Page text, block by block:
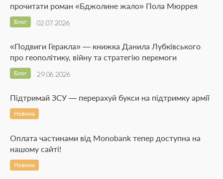
прочитати роман «Бджолине жало» Пола Мюррея
02.07.2026
Блог
«Подвиги Геракла» — книжка Данила Лубківського
про геополітику, війну та стратегію перемоги
29.06.2026
Блог
Підтримай ЗСУ — перерахуй букси на підтримку армії
Новина
Оплата частинами від Monobank тепер доступна на
нашому сайті!
Новина